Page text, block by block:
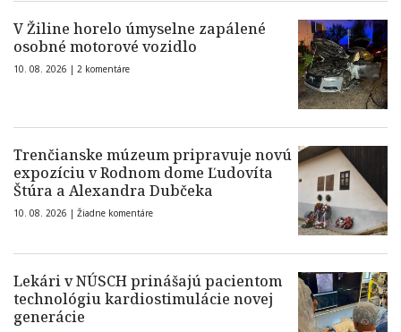
V Žiline horelo úmyselne zapálené
osobné motorové vozidlo
10. 08. 2026 | 2 komentáre
Trenčianske múzeum pripravuje novú
expozíciu v Rodnom dome Ľudovíta
Štúra a Alexandra Dubčeka
10. 08. 2026 | Žiadne komentáre
Lekári v NÚSCH prinášajú pacientom
technológiu kardiostimulácie novej
generácie